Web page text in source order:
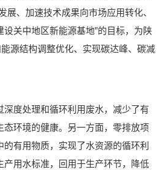
展、加速技术成果向市场应用转化、
关中地区新能源基地”的目标，为陕
源结构调整优化、实现碳达峰、碳减
深度处理和循环利用废水，减少了有
态环境的健康。另一方面，零排放项
的有用物质，实现了水资源的循环利
产用水标准，回用于生产环节，降低